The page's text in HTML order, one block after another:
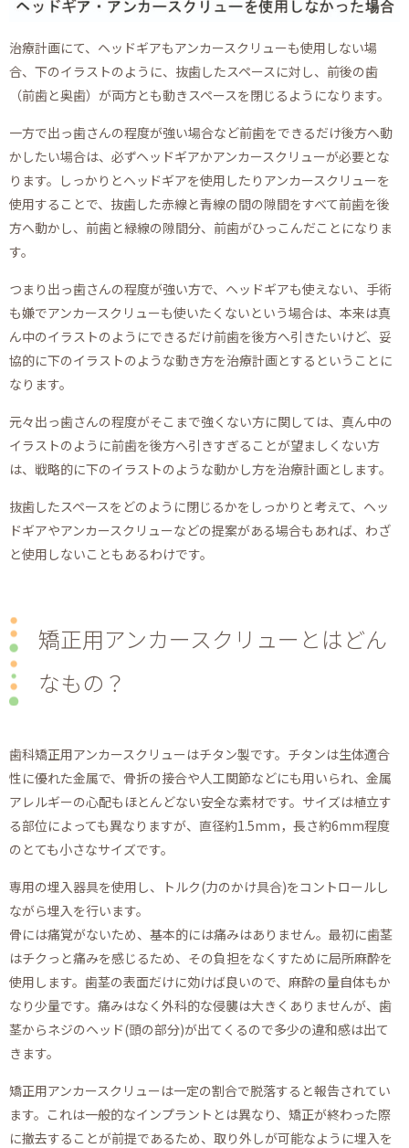
治療計画にて、ヘッドギアもアンカースクリューも使用しない場
合、下のイラストのように、抜歯したスペースに対し、前後の歯
（前歯と奥歯）が両方とも動きスペースを閉じるようになります。
一方で出っ歯さんの程度が強い場合など前歯をできるだけ後方へ動
かしたい場合は、必ずヘッドギアかアンカースクリューが必要とな
ります。しっかりとヘッドギアを使用したりアンカースクリューを
使用することで、抜歯した赤線と青線の間の隙間をすべて前歯を後
方へ動かし、前歯と緑線の隙間分、前歯がひっこんだことになりま
す。
つまり出っ歯さんの程度が強い方で、ヘッドギアも使えない、手術
も嫌でアンカースクリューも使いたくないという場合は、本来は真
ん中のイラストのようにできるだけ前歯を後方へ引きたいけど、妥
協的に下のイラストのような動き方を治療計画とするということに
なります。
元々出っ歯さんの程度がそこまで強くない方に関しては、真ん中の
イラストのように前歯を後方へ引きすぎることが望ましくない方
は、戦略的に下のイラストのような動かし方を治療計画とします。
抜歯したスペースをどのように閉じるかをしっかりと考えて、ヘッ
ドギアやアンカースクリューなどの提案がある場合もあれば、わざ
と使用しないこともあるわけです。
矯正用アンカースクリューとはどん
なもの？
歯科矯正用アンカースクリューはチタン製です。チタンは生体適合
性に優れた金属で、骨折の接合や人工関節などにも用いられ、金属
アレルギーの心配もほとんどない安全な素材です。サイズは植立す
る部位によっても異なりますが、直径約1.5mm，長さ約6mm程度
のとても小さなサイズです。
専用の埋入器具を使用し、トルク(力のかけ具合)をコントロールし
ながら埋入を行います。
骨には痛覚がないため、基本的には痛みはありません。最初に歯茎
はチクっと痛みを感じるため、その負担をなくすために局所麻酔を
使用します。歯茎の表面だけに効けば良いので、麻酔の量自体もか
なり少量です。痛みはなく外科的な侵襲は大きくありませんが、歯
茎からネジのヘッド(頭の部分)が出てくるので多少の違和感は出て
きます。
矯正用アンカースクリューは一定の割合で脱落すると報告されてい
ます。これは一般的なインプラントとは異なり、矯正が終わった際
に撤去することが前提であるため、取り外しが可能なように埋入を